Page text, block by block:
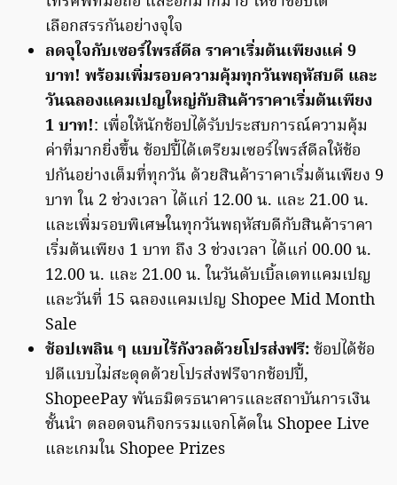
เลือกสรรกันอย่างจุใจ
ลดจุใจกับเซอร์ไพรส์ดีล ราคาเริ่มต้นเพียงแค่ 9
บาท! พร้อมเพิ่มรอบความคุ้มทุกวันพฤหัสบดี และ
วันฉลองแคมเปญใหญ่กับสินค้าราคาเริ่มต้นเพียง
1 บาท!: เพื่อให้นักช้อปได้รับประสบการณ์ความคุ้ม
ค่าที่มากยิ่งขึ้น ช้อปปี้ได้เตรียมเซอร์ไพรส์ดีลให้ช้อ
ปกันอย่างเต็มที่ทุกวัน ด้วยสินค้าราคาเริ่มต้นเพียง 9
บาท ใน 2 ช่วงเวลา ได้แก่ 12.00 น. และ 21.00 น.
และเพิ่มรอบพิเศษในทุกวันพฤหัสบดีกับสินค้าราคา
เริ่มต้นเพียง 1 บาท ถึง 3 ช่วงเวลา ได้แก่ 00.00 น.
12.00 น. และ 21.00 น. ในวันดับเบิ้ลเดทแคมเปญ
และวันที่ 15 ฉลองแคมเปญ Shopee Mid Month
Sale
ช้อปเพลิน ๆ แบบไร้กังวลด้วยโปรส่งฟรี:ช้อปได้ช้อ
ปดีแบบไม่สะดุดด้วยโปรส่งฟรีจากช้อปปี้,
ShopeePay พันธมิตรธนาคารและสถาบันการเงิน
ชั้นนำ ตลอดจนกิจกรรมแจกโค้ดใน Shopee Live
และเกมใน Shopee Prizes